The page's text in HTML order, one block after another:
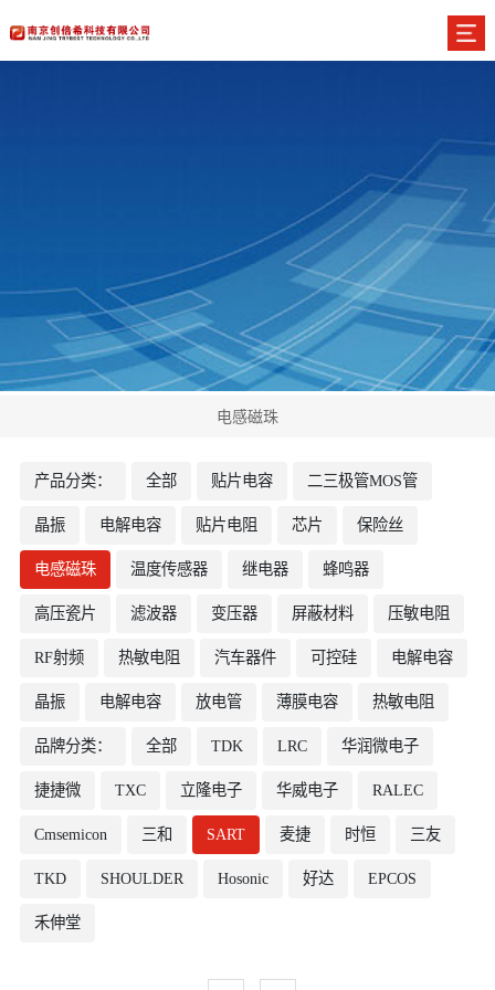
电感磁珠
产品分类： 全部 贴片电容 二三极管MOS管
晶振 电解电容 贴片电阻 芯片 保险丝
电感磁珠 温度传感器 继电器 蜂鸣器
高压瓷片 滤波器 变压器 屏蔽材料 压敏电阻
RF射频 热敏电阻 汽车器件 可控硅 电解电容
晶振 电解电容 放电管 薄膜电容 热敏电阻
品牌分类： 全部 TDK LRC 华润微电子
捷捷微 TXC 立隆电子 华威电子 RALEC
Cmsemicon 三和 SART 麦捷 时恒 三友
TKD SHOULDER Hosonic 好达 EPCOS
禾伸堂